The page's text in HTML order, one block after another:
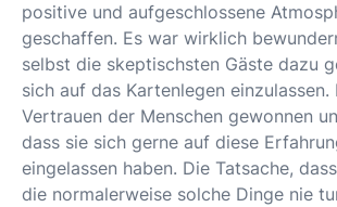
positive und aufgeschlossene
geschaffen. Es war wirklich
selbst die skeptischsten Gäste dazu
sich auf das Kartenlegen einzulassen.
Vertrauen der Menschen gewonnen
dass sie sich gerne auf diese
eingelassen haben. Die Tatsache,
die normalerweise solche Dinge nie